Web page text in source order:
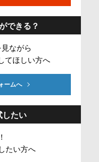
できる？
ながら
てほしい方へ
ームへ
したい
たい方へ